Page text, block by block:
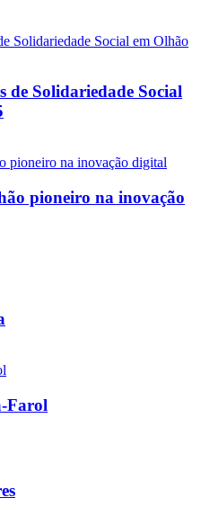
de Solidariedade Social
pioneiro na inovação
Farol